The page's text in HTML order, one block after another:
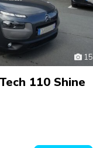
15
110 Shine